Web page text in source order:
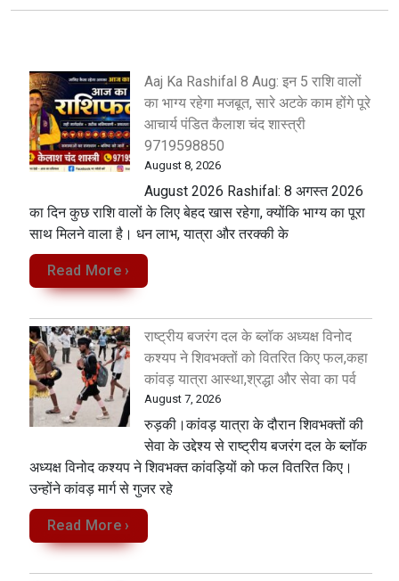
Aaj Ka Rashifal 8 Aug: इन 5 राशि वालों
का भाग्य रहेगा मजबूत, सारे अटके काम होंगे पूरे
आचार्य पंडित कैलाश चंद शास्त्री
9719598850
August 8, 2026
August 2026 Rashifal: 8 अगस्त 2026
का दिन कुछ राशि वालों के लिए बेहद खास रहेगा, क्योंकि भाग्य का पूरा
साथ मिलने वाला है। धन लाभ, यात्रा और तरक्की के
Read More ›
राष्ट्रीय बजरंग दल के ब्लॉक अध्यक्ष विनोद
कश्यप ने शिवभक्तों को वितरित किए फल,कहा
कांवड़ यात्रा आस्था,श्रद्धा और सेवा का पर्व
August 7, 2026
रुड़की।कांवड़ यात्रा के दौरान शिवभक्तों की
सेवा के उद्देश्य से राष्ट्रीय बजरंग दल के ब्लॉक
अध्यक्ष विनोद कश्यप ने शिवभक्त कांवड़ियों को फल वितरित किए।
उन्होंने कांवड़ मार्ग से गुजर रहे
Read More ›